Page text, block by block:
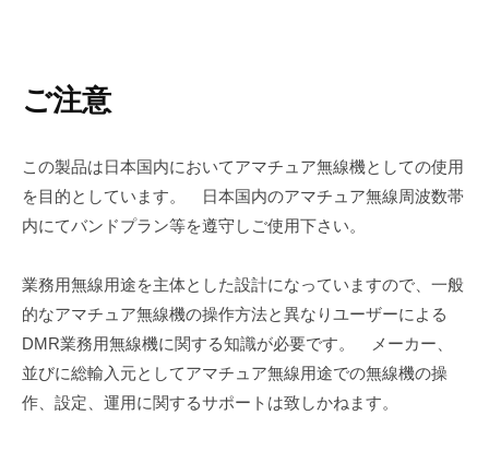
ご注意
この製品は日本国内においてアマチュア無線機としての使用
を目的としています。 日本国内のアマチュア無線周波数帯
内にてバンドプラン等を遵守しご使用下さい。
業務用無線用途を主体とした設計になっていますので、一般
的なアマチュア無線機の操作方法と異なりユーザーによる
DMR業務用無線機に関する知識が必要です。 メーカー、
並びに総輸入元としてアマチュア無線用途での無線機の操
作、設定、運用に関するサポートは致しかねます。